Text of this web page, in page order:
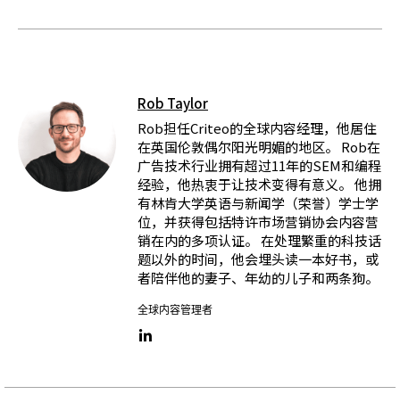
Rob Taylor
Rob担任Criteo的全球内容经理，他居住
在英国伦敦偶尔阳光明媚的地区。 Rob在
广告技术行业拥有超过11年的SEM和编程
经验，他热衷于让技术变得有意义。 他拥
有林肯大学英语与新闻学（荣誉）学士学
位，并获得包括特许市场营销协会内容营
销在内的多项认证。 在处理繁重的科技话
题以外的时间，他会埋头读一本好书，或
者陪伴他的妻子、年幼的儿子和两条狗。
全球内容管理者
LinkedIn link